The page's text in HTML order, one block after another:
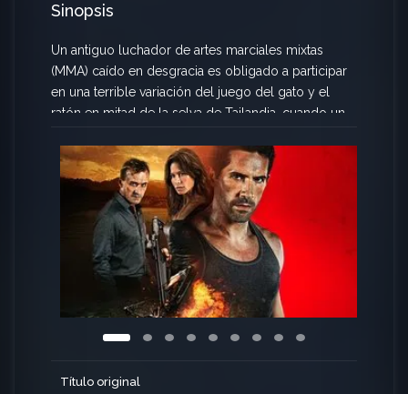
Sinopsis
Un antiguo luchador de artes marciales mixtas
(MMA) caído en desgracia es obligado a participar
en una terrible variación del juego del gato y el
ratón en mitad de la selva de Tailandia, cuando un
organizan partidas de caza para adinerados en
donde la pieza a conseguir es un trofeo mayor: un
Título original